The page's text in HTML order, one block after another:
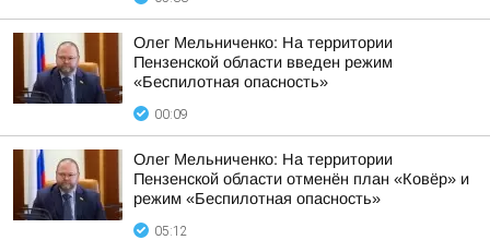
Олег Мельниченко: На территории
Пензенской области введен режим
«Беспилотная опасность»
00:09
Олег Мельниченко: На территории
Пензенской области отменён план «Ковёр» и
режим «Беспилотная опасность»
05:12